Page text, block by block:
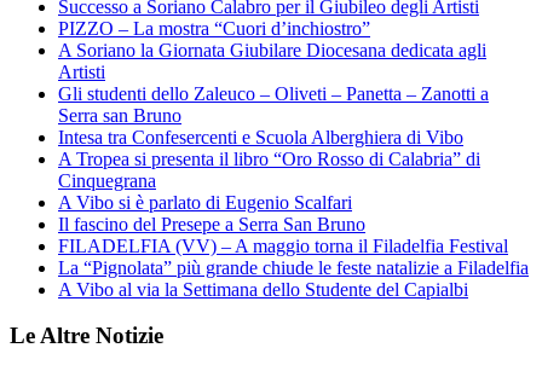
Successo a Soriano Calabro per il Giubileo degli Artisti
PIZZO – La mostra “Cuori d’inchiostro”
A Soriano la Giornata Giubilare Diocesana dedicata agli
Artisti
Gli studenti dello Zaleuco – Oliveti – Panetta – Zanotti a
Serra san Bruno
Intesa tra Confesercenti e Scuola Alberghiera di Vibo
A Tropea si presenta il libro “Oro Rosso di Calabria” di
Cinquegrana
A Vibo si è parlato di Eugenio Scalfari
Il fascino del Presepe a Serra San Bruno
FILADELFIA (VV) – A maggio torna il Filadelfia Festival
La “Pignolata” più grande chiude le feste natalizie a Filadelfia
A Vibo al via la Settimana dello Studente del Capialbi
Le Altre Notizie